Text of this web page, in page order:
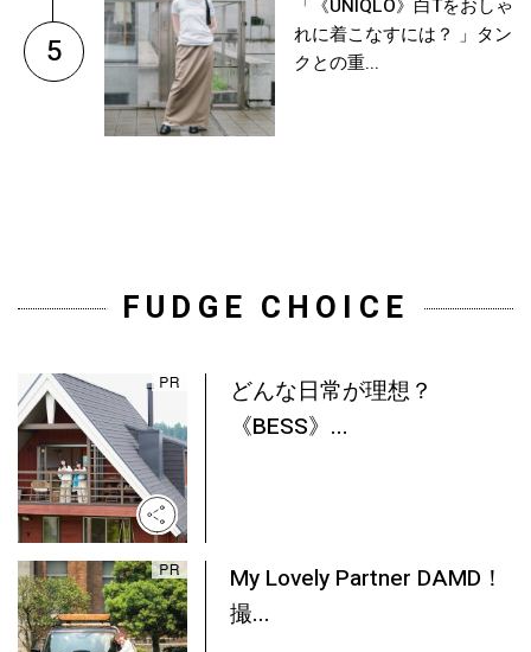
5
「《UNIQLO》白Tをおしゃ
れに着こなすには？ 」タン
クとの重...
FUDGE CHOICE
どんな日常が理想？
《BESS》...
My Lovely Partner DAMD！
撮...